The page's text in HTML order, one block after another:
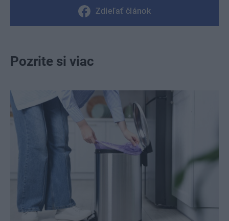
Zdieľať článok
Pozrite si viac